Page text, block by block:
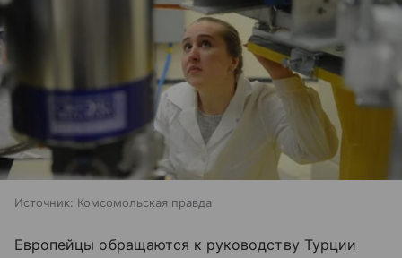
Источник: Комсомольская правда
Европейцы обращаются к руководству Турции